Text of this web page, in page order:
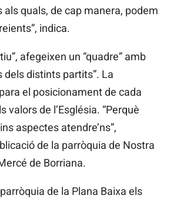
als quals, de cap manera, podem
indica.
afegeixen un “quadre” amb
dels distints partits”. La
el posicionament de cada
valors de l’Església. “Perquè
aspectes atendre’ns”,
de la parròquia de Nostra
de Borriana.
de la Plana Baixa els